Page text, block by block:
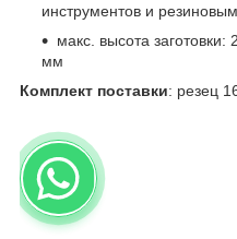
инструментов и
макс. высота
мм
Комплект поставки: резец